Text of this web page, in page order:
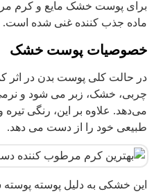
برای پوست خشک مایع و کرم
ماده جذب کننده غنی شده است.
خصوصیات پوست خشک
در حالت کلی پوست بدن در اثر
چربی، خشک، زبر می شود و
می‌دهد. علاوه بر این، رنگی
طبیعی خود را از دست می دهد.
این خشکی به دلیل پوسته